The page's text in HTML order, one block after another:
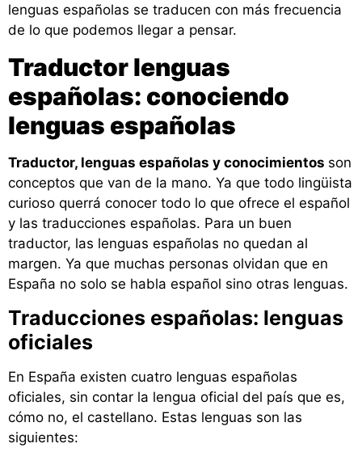
lenguas españolas se traducen con más frecuencia
de lo que podemos llegar a pensar.
Traductor lenguas
españolas: conociendo
lenguas españolas
Traductor, lenguas españolas y conocimientos son
conceptos que van de la mano. Ya que todo lingüista
curioso querrá conocer todo lo que ofrece el español
y las traducciones españolas. Para un buen
traductor, las lenguas españolas no quedan al
margen. Ya que muchas personas olvidan que en
España no solo se habla español sino otras lenguas.
Traducciones españolas: lenguas
oficiales
En España existen cuatro lenguas españolas
oficiales, sin contar la lengua oficial del país que es,
cómo no, el castellano. Estas lenguas son las
siguientes: